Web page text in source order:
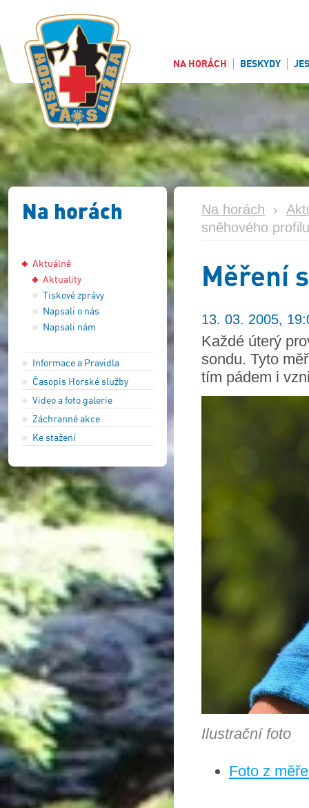
NA HORÁCH BESKYDY
Na horách
Aktuálně
Aktuality
Tiskové zprávy
Napsali o nás
Napsali nám
Informace a Pravidla
Časopis Horské služby
Video a foto galerie
Záchranné akce
Ke stažení
Na horách ›
sněhového profilu
Měření
13. 03. 2005,
Každé úterý
sondu. Tyto
tím pádem i
Ilustrační foto
Foto z